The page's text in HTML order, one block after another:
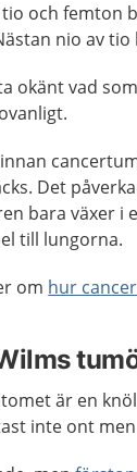
och femton
nio av
okänt vad
Det
bara växer i
till lungorna.
om hur
är en
inte ont